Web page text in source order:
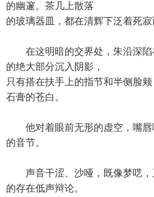
的幽邃。茶几上散落
的玻璃器皿，都在清辉下泛着死寂
在这明暗的交界处，朱沿深陷
的绝大部分沉入阴影，
只有搭在扶手上的指节和半侧脸
石膏的苍白。
他对着眼前无形的虚空，嘴唇
的音节。
声音干涩、沙哑，既像梦呓，
的存在低声辩论。